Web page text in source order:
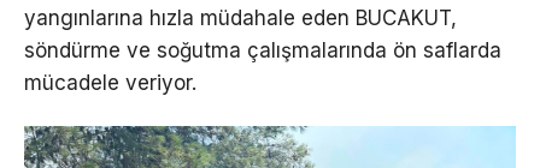
yangınlarına hızla müdahale eden BUCAKUT,
söndürme ve soğutma çalışmalarında ön saflarda
mücadele veriyor.